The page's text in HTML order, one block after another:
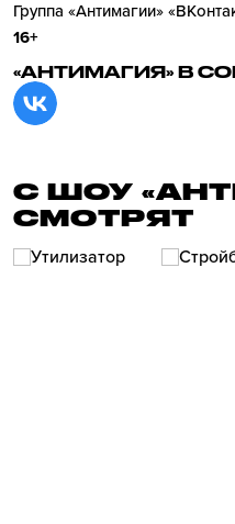
Группа «Антимагии»
16+
«АНТИМАГИЯ» В
С ШОУ
СМОТРЯТ